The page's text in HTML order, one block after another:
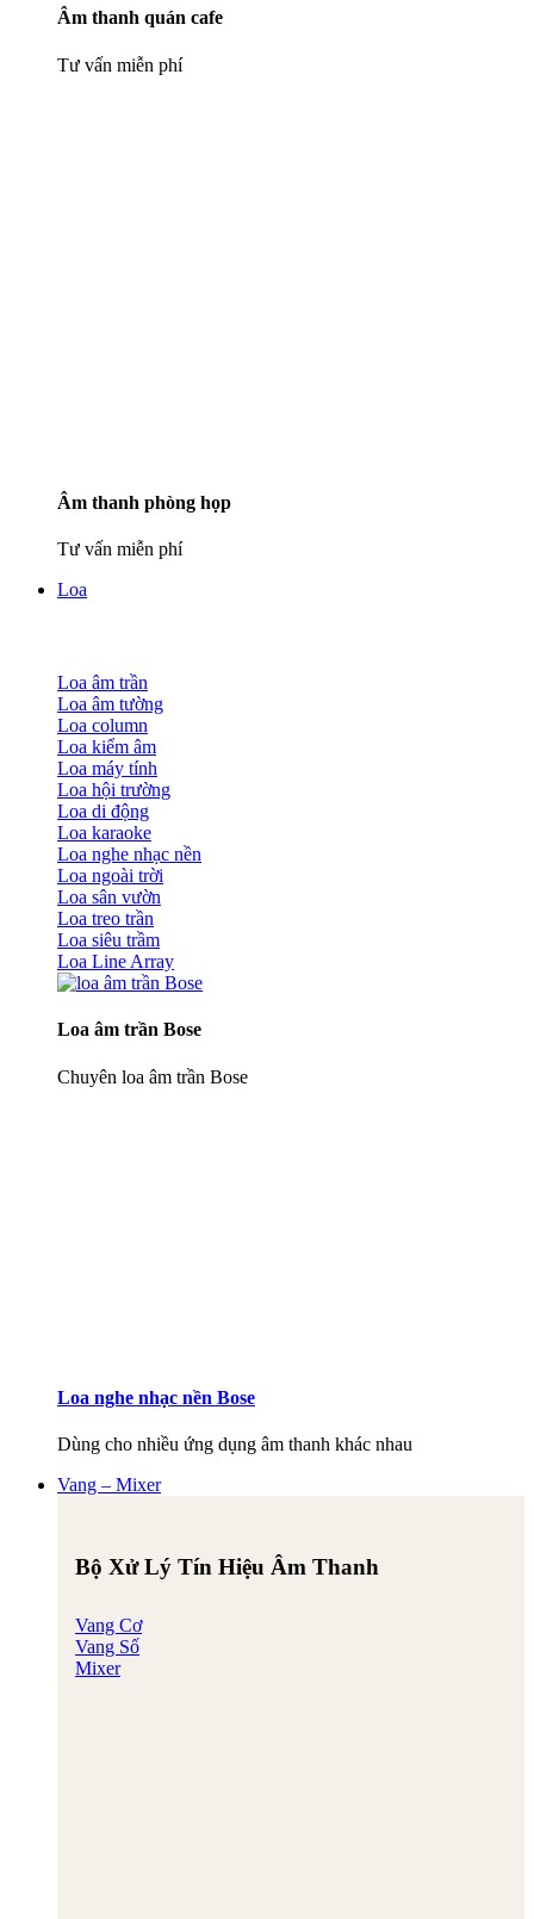
Âm thanh quán cafe
Tư vấn miễn phí
Âm thanh phòng họp
Tư vấn miễn phí
Loa
Loa âm trần
Loa âm tường
Loa column
Loa kiểm âm
Loa máy tính
Loa hội trường
Loa di động
Loa karaoke
Loa nghe nhạc nền
Loa ngoài trời
Loa sân vườn
Loa treo trần
Loa siêu trầm
Loa Line Array
Loa âm trần Bose
Chuyên loa âm trần Bose
Loa nghe nhạc nền Bose
Dùng cho nhiều ứng dụng âm thanh khác nhau
Vang – Mixer
Bộ Xử Lý Tín Hiệu Âm Thanh
Vang Cơ
Vang Số
Mixer